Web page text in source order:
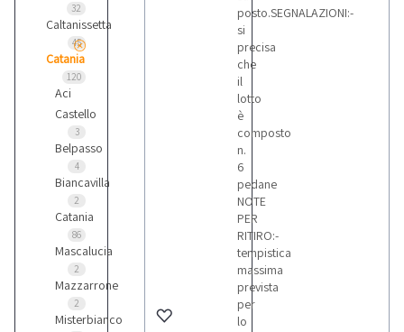
Varie
Volvo
Zorzi
32
Caltanissetta
45
Catania
120
Aci
Castello
3
Belpasso
4
Biancavilla
2
Catania
86
Mascalucia
2
Mazzarrone
2
Misterbianco
posto.SEGNALAZIONI:-
si
precisa
che
il
lotto
è
composto
n.
6
pedane
NOTE
PER
RITIRO:-
tempistica
massima
prevista
per
lo